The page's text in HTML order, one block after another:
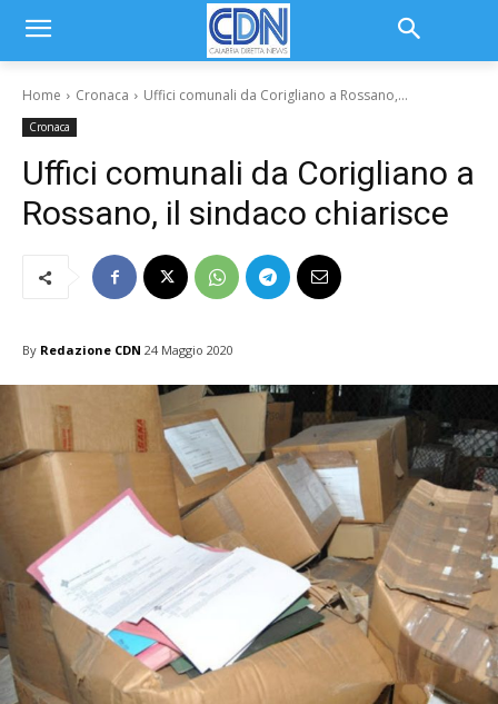
Home Cronaca Uffici comunali da Corigliano a Rossano,...
Cronaca
Uffici comunali da Corigliano a
Rossano, il sindaco chiarisce
By Redazione CDN 24 Maggio 2020